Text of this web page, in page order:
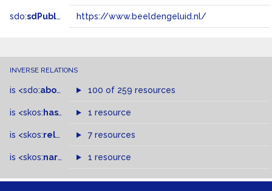
sdo:sdPublisher https://www.beeldengeluid.nl/
INVERSE RELATIONS
is <sdo:about of 100 of 259 resources
is <skos: hasTopConcept >of
1 resource
is <skos:related > of
7 resources
is <skos:narrowMatch >of
1 resource